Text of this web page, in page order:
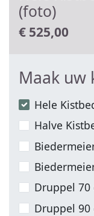
(foto)
€ 525,00
Maak uw
Hele
Halve
Druppel 70
Druppel 90